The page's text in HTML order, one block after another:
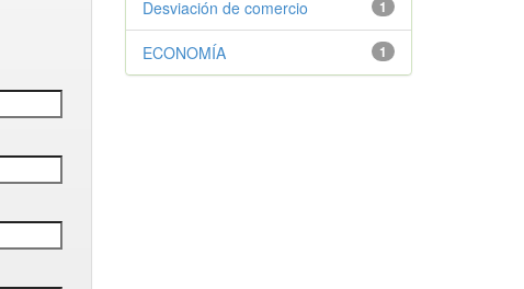
1
Desviación de comercio
1
ECONOMÍA